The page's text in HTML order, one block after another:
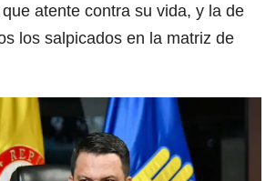
atente contra su vida, y la de
los salpicados en la matriz de